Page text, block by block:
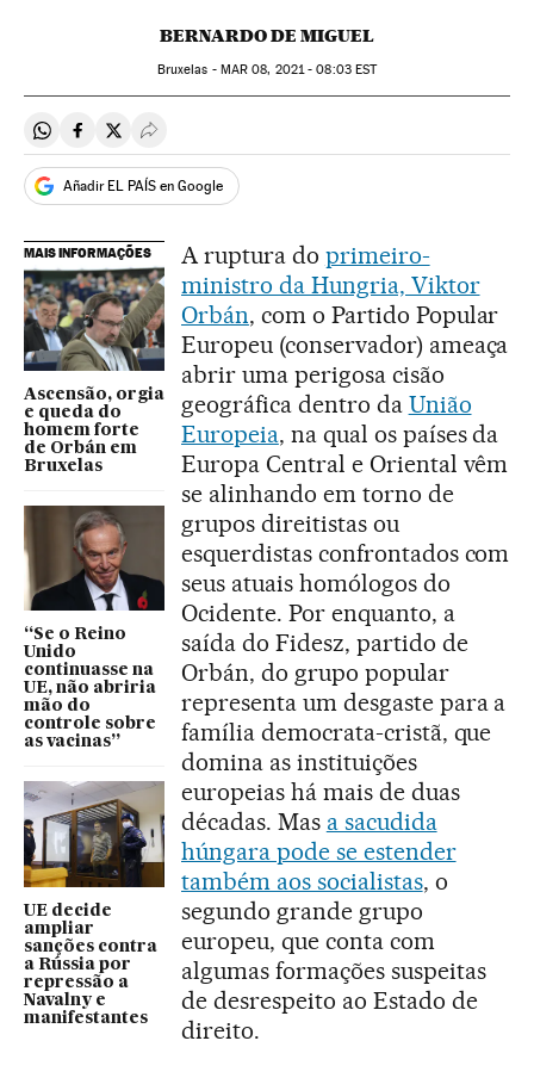
BERNARDO DE MIGUEL
Bruxelas - MAR 08, 2021 - 08:03EST
Compartir en Whatsapp
Compartir en Facebook
Compartir en Twitter
Desplegar Redes Sociales
Añadir EL PAÍS en Google
MAIS INFORMAÇÕES
Ascensão, orgia
e queda do
homem forte
de Orbán em
Bruxelas
“Se o Reino
Unido
continuasse na
UE, não abriria
mão do
controle sobre
as vacinas”
UE decide
ampliar
sanções contra
a Rússia por
repressão a
Navalny e
manifestantes
A ruptura do primeiro-
ministro da Hungria, Viktor
Orbán, com o Partido Popular
Europeu (conservador) ameaça
abrir uma perigosa cisão
geográfica dentro da União
Europeia, na qual os países da
Europa Central e Oriental vêm
se alinhando em torno de
grupos direitistas ou
esquerdistas confrontados com
seus atuais homólogos do
Ocidente. Por enquanto, a
saída do Fidesz, partido de
Orbán, do grupo popular
representa um desgaste para a
família democrata-cristã, que
domina as instituições
europeias há mais de duas
décadas. Mas a sacudida
húngara pode se estender
também aos socialistas, o
segundo grande grupo
europeu, que conta com
algumas formações suspeitas
de desrespeito ao Estado de
direito.